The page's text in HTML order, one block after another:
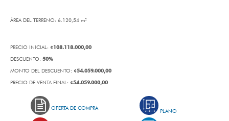
ÁREA DEL TERRENO: 6.120,54 m²
PRECIO INICIAL: ¢108.118.000,00
DESCUENTO: 50%
MONTO DEL DESCUENTO: ¢54.059.000,00
PRECIO DE VENTA FINAL: ¢54.059.000,00
OFERTA DE COMPRA PLANO